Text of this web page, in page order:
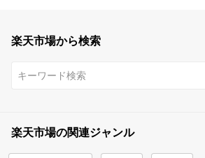
楽天市場から検索
楽天市場の関連ジャンル